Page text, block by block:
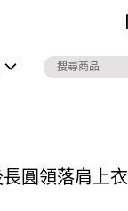
圓領落肩上衣